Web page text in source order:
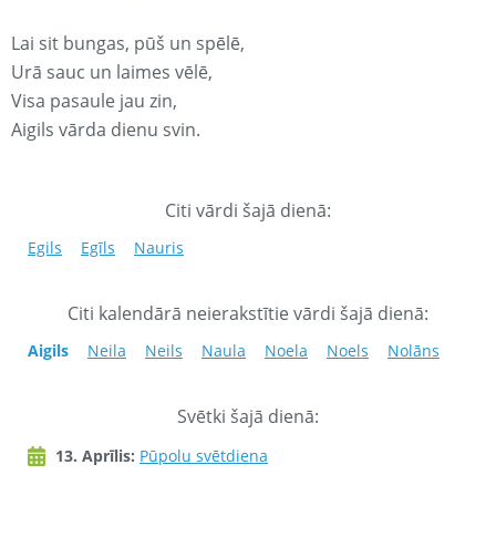
Lai sit bungas, pūš un spēlē,
Urā sauc un laimes vēlē,
Visa pasaule jau zin,
Aigils vārda dienu svin.
Citi vārdi šajā dienā:
Egils Egīls Nauris
Citi kalendārā neierakstītie vārdi šajā dienā:
Aigils Neila Neils Naula Noela Noels Nolāns
Svētki šajā dienā:
13. Aprīlis: Pūpolu svētdiena